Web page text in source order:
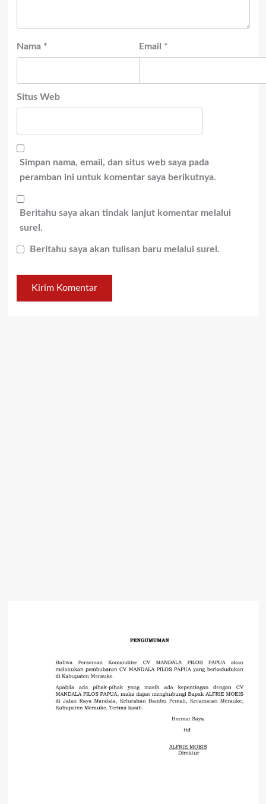
Nama * Email *
Situs Web
Simpan nama, email, dan situs web saya pada
peramban ini untuk komentar saya berikutnya.
Beritahu saya akan tindak lanjut komentar melalui
surel.
Beritahu saya akan tulisan baru melalui surel.